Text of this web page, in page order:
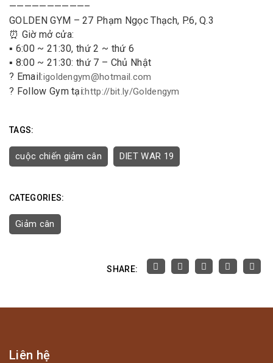
——————————–
GOLDEN GYM – 27 Phạm Ngọc Thạch, P.6, Q.3
⏰ Giờ mở cửa:
▪️ 6:00 ~ 21:30, thứ 2 ~ thứ 6
▪️ 8:00 ~ 21:30: thứ 7 – Chủ Nhật
? Email:igoldengym@hotmail.com
? Follow Gym tại:http://bit.ly/Goldengym
TAGS:
cuộc chiến giảm cân DIET WAR 19
CATEGORIES:
Giảm cân
SHARE:
Liên hệ